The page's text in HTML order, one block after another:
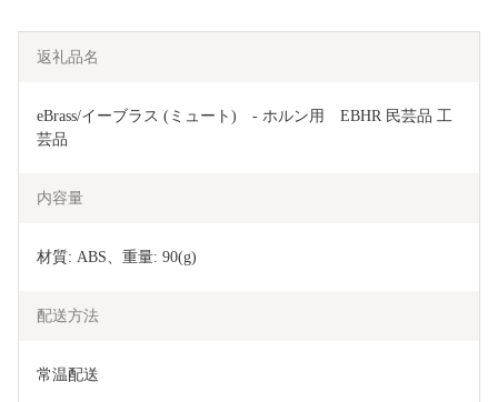
返礼品名
eBrass/イーブラス (ミュート)　- ホルン用　EBHR 民芸品 工
芸品
内容量
材質: ABS、重量: 90(g)
配送方法
常温配送